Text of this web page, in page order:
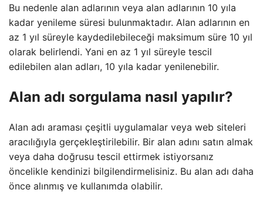
Bu nedenle alan adlarının veya alan adlarının 10 yıla
kadar yenileme süresi bulunmaktadır. Alan adlarının en
az 1 yıl süreyle kaydedilebileceği maksimum süre 10 yıl
olarak belirlendi. Yani en az 1 yıl süreyle tescil
edilebilen alan adları, 10 yıla kadar yenilenebilir.
Alan adı sorgulama nasıl yapılır?
Alan adı araması çeşitli uygulamalar veya web siteleri
aracılığıyla gerçekleştirilebilir. Bir alan adını satın almak
veya daha doğrusu tescil ettirmek istiyorsanız
öncelikle kendinizi bilgilendirmelisiniz. Bu alan adı daha
önce alınmış ve kullanımda olabilir.